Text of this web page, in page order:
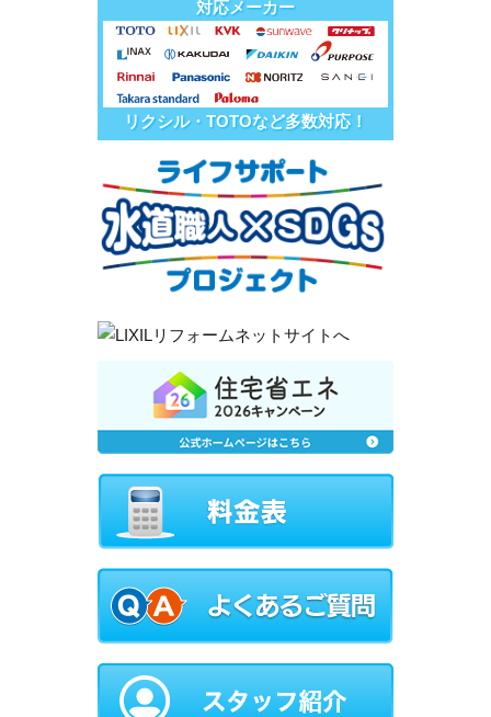
対応メーカー
リクシル・TOTOなど多数対応！